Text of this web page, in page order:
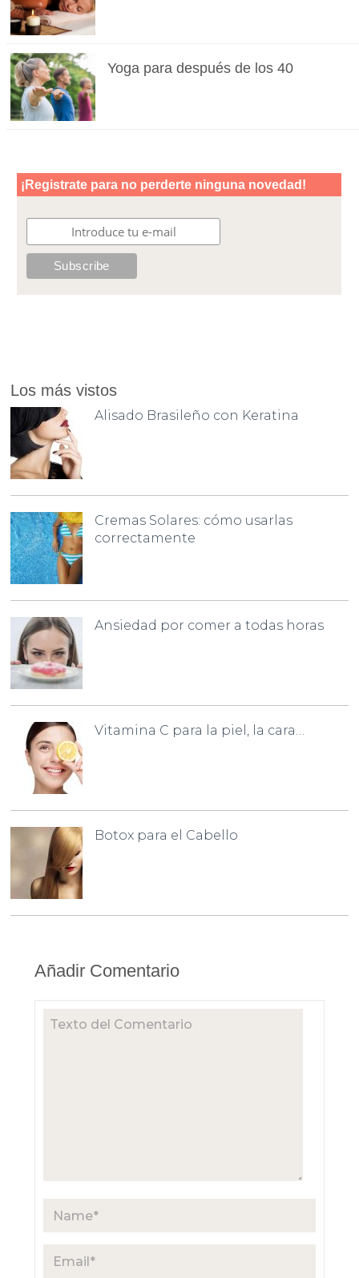
Yoga para después de los 40
Los más vistos
Alisado Brasileño con Keratina
Cremas Solares: cómo usarlas
correctamente
Ansiedad por comer a todas horas
Vitamina C para la piel, la cara…
Botox para el Cabello
Añadir Comentario